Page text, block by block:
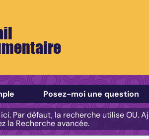
de recherche
Posez-moi une question
Par défaut, la recherche utilise OU.
la Recherche avancée.